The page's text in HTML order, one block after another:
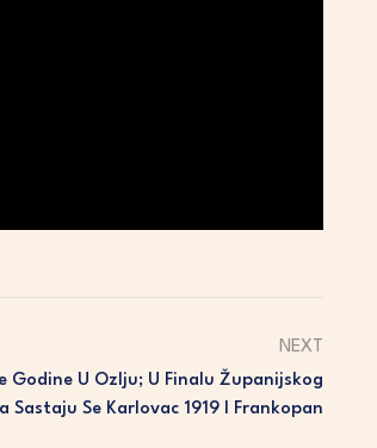
NEXT
Godine U Ozlju; U Finalu Županijskog
Sastaju Se Karlovac 1919 I Frankopan